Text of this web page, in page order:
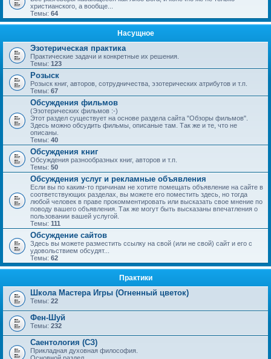
христианского, а вообще...
Темы: 64
Насущное
Эзотерическая практика
Практические задачи и конкретные их решения.
Темы: 123
Розыск
Розыск книг, авторов, сотрудничества, эзотерических атрибутов и т.п.
Темы: 67
Обсуждения фильмов
(Эзотерических фильмов :-)
Этот раздел существует на основе раздела сайта "Обзоры фильмов".
Здесь можно обсудить фильмы, описаные там. Так же и те, что не
описаны.
Темы: 40
Обсуждения книг
Обсуждения разнообразных книг, авторов и т.п.
Темы: 50
Обсуждения услуг и рекламные объявления
Если вы по каким-то причинам не хотите помещать объявление на сайте в
соответствующих разделах, вы можете его поместить здесь, но тогда
любой человек в праве прокомментировать или высказать свое мнение по
поводу вашего объявления. Так же могут быть высказаны впечатления о
пользовании вашей услугой.
Темы: 111
Обсуждение сайтов
Здесь вы можете разместить ссылку на свой (или не свой) сайт и его с
удовольствием обсудят...
Темы: 62
Практики
Школа Мастера Игры (Огненный цветок)
Темы: 22
Фен-Шуй
Темы: 232
Саентология (СЗ)
Прикладная духовная философия.